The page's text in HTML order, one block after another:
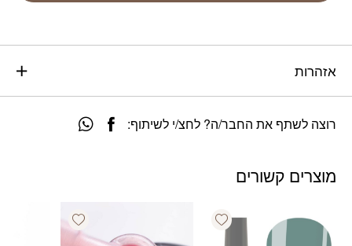
אזהרות
רוצה לשתף את החבר/ה? לחצ/י לשיתוף:
מוצרים קשורים
Add wishlist
Add wishlist